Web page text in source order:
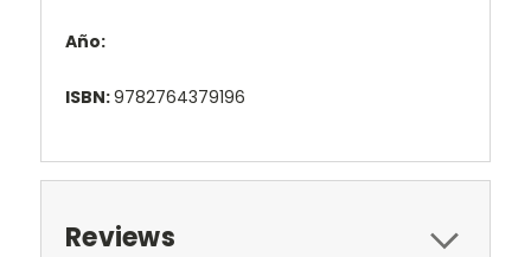
Año:
ISBN:9782764379196
Reviews